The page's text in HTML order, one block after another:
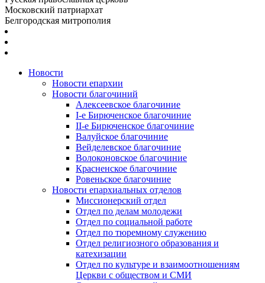
Московский патриархат
Белгородская митрополия
Новости
Новости епархии
Новости благочиний
Алексеевское благочиние
I-е Бирюченское благочиние
II-е Бирюченское благочиние
Валуйское благочиние
Вейделевское благочиние
Волоконовское благочиние
Красненское благочиние
Ровеньское благочиние
Новости епархиальных отделов
Миссионерский отдел
Отдел по делам молодежи
Отдел по социальной работе
Отдел по тюремному служению
Отдел религиозного образования и
катехизации
Отдел по культуре и взаимоотношениям
Церкви с обществом и СМИ